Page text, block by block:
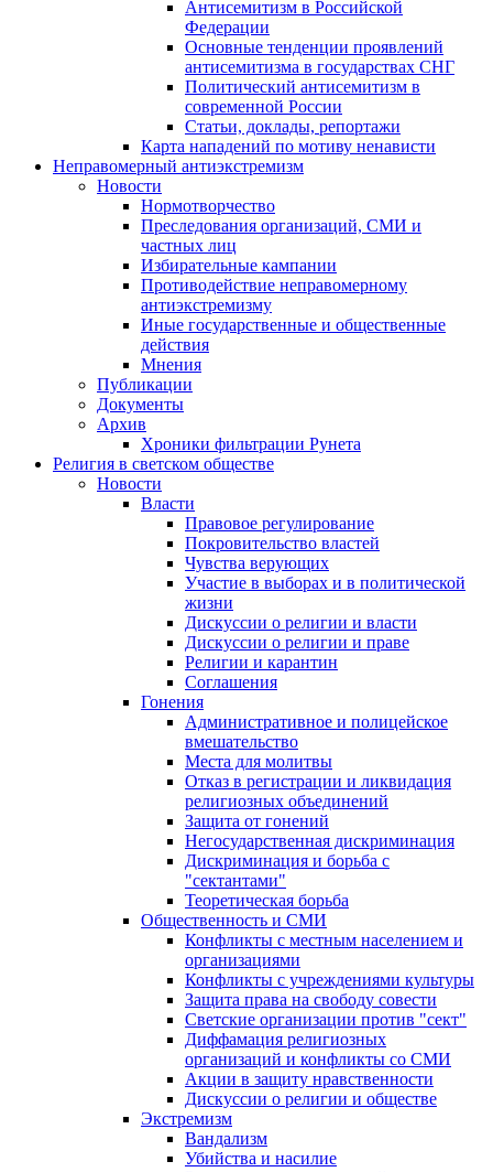
Антисемитизм в Российской
Федерации
Основные тенденции проявлений
антисемитизма в государствах СНГ
Политический антисемитизм в
современной России
Статьи, доклады, репортажи
Карта нападений по мотиву ненависти
Неправомерный антиэкстремизм
Новости
Нормотворчество
Преследования организаций, СМИ и
частных лиц
Избирательные кампании
Противодействие неправомерному
антиэкстремизму
Иные государственные и общественные
действия
Мнения
Публикации
Документы
Архив
Хроники фильтрации Рунета
Религия в светском обществе
Новости
Власти
Правовое регулирование
Покровительство властей
Чувства верующих
Участие в выборах и в политической
жизни
Дискуссии о религии и власти
Дискуссии о религии и праве
Религии и карантин
Соглашения
Гонения
Административное и полицейское
вмешательство
Места для молитвы
Отказ в регистрации и ликвидация
религиозных объединений
Защита от гонений
Негосударственная дискриминация
Дискриминация и борьба с
"сектантами"
Теоретическая борьба
Общественность и СМИ
Конфликты с местным населением и
организациями
Конфликты с учреждениями культуры
Защита права на свободу совести
Светские организации против "сект"
Диффамация религиозных
организаций и конфликты со СМИ
Акции в защиту нравственности
Дискуссии о религии и обществе
Экстремизм
Вандализм
Убийства и насилие